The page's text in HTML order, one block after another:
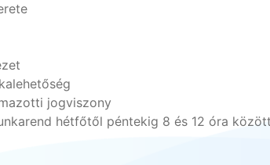
jogviszony
hétfőtől péntekig 8 és 12 óra között